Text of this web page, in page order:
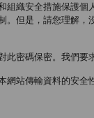
織安全措施保護
但是，請您理解
密碼保密。我們要
站傳輸資料的安